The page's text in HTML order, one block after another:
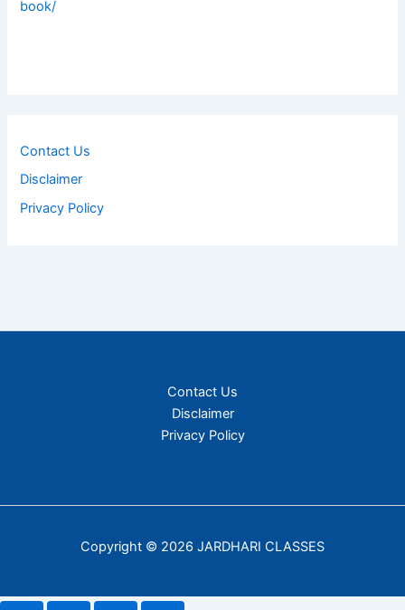
book/
Contact Us
Disclaimer
Privacy Policy
Contact Us
Disclaimer
Privacy Policy
Copyright © 2026 JARDHARI CLASSES